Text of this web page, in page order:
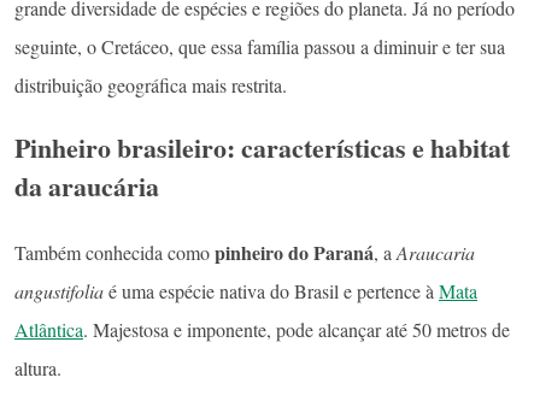
grande diversidade de espécies e regiões do planeta. Já no período
seguinte, o Cretáceo, que essa família passou a diminuir e ter sua
distribuição geográfica mais restrita.
Pinheiro brasileiro: características e habitat
da araucária
Também conhecida comopinheiro do Paraná, a Araucaria
angustifoliaé uma espécie nativa do Brasil e pertence à Mata
Atlântica. Majestosa e imponente, pode alcançar até 50 metros de
altura.